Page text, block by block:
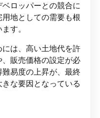
ロッパーとの競合に
地としての需要も根
す。
は、高い土地代を許
販売価格の設定が必
易度の上昇が、最終
な要因となっている